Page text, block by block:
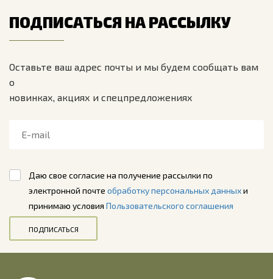
ПОДПИСАТЬСЯ НА РАССЫЛКУ
Оставьте ваш адрес почты и мы будем сообщать вам
о
новинках, акциях и спецпредложениях
Даю свое согласие на получение рассылки по
электронной почте обработку персональных данныхи
принимаю условия Пользовательского соглашения
ПОДПИСАТЬСЯ